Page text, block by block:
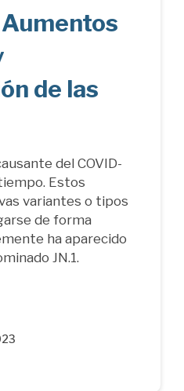
de las
del COVID-
Estos
variantes o tipos
de forma
ha aparecido
JN.1.